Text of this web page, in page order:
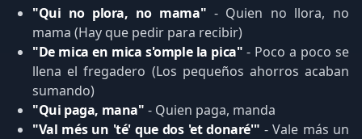
"Qui no plora, no mama" - Quien no llora, no
mama (Hay que pedir para recibir)
"De mica en mica s'omple la pica" - Poco a poco se
llena el fregadero (Los pequeños ahorros acaban
sumando)
"Qui paga, mana" - Quien paga, manda
"Val més un 'té' que dos 'et donaré'" - Vale más un